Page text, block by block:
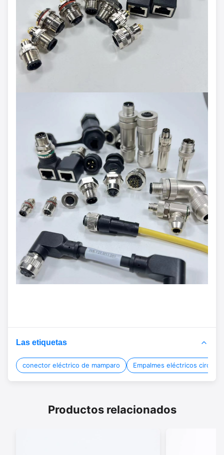
Las etiquetas
conector eléctrico de mamparo Empalmes eléctricos
Productos relacionados